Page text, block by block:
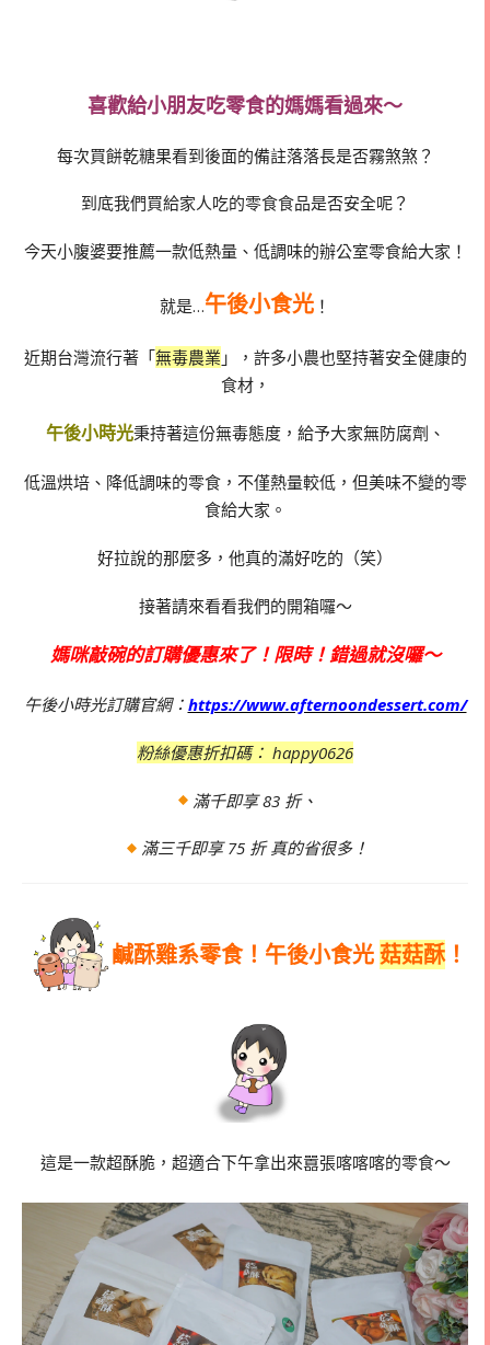
喜歡給小朋友吃零食的媽媽看過來～
每次買餅乾糖果看到後面的備註落落長是否霧煞煞？
到底我們買給家人吃的零食食品是否安全呢？
今天小腹婆要推薦一款低熱量、低調味的辦公室零食給大家！
就是…午後小食光 ！
近期台灣流行著「無毒農業 」，許多小農也堅持著安全健康的
食材，
午後小時光秉持著這份無毒態度，給予大家無防腐劑、
低溫烘培、降低調味的零食，不僅熱量較低，但美味不變的零
食給大家。
好拉說的那麼多，他真的滿好吃的（笑）
接著請來看看我們的開箱囉～
媽咪敲碗的訂購優惠來了！限時！錯過就沒囉～
午後小時光訂購官網： https://www.afternoondessert.com/
粉絲優惠折扣碼： happy0626
滿千即享 83 折、
滿三千即享 75 折 真的省很多！
鹹酥雞系零食！午後小食光菇菇酥！
這是一款超酥脆，超適合下午拿出來囂張喀喀喀的零食～